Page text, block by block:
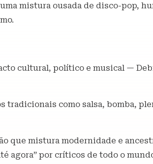
mistura ousada de disco-pop,
cultural, político e musical —
como salsa, bomba,
que mistura modernidade e
agora” por críticos de todo o